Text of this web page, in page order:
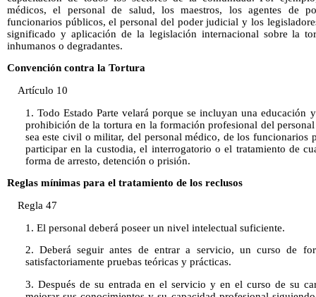
médicos, el personal de salud, los maestros, los agentes de
funcionarios públicos, el personal del poder judicial y los
significado y aplicación de la legislación internacional sobre la
inhumanos o degradantes.
Convención contra la Tortura
Artículo 10
1. Todo Estado Parte velará porque se incluyan una educación
prohibición de la tortura en la formación profesional del
sea este civil o militar, del personal médico, de los funcionarios
participar en la custodia, el interrogatorio o el tratamiento de
forma de arresto, detención o prisión.
Reglas mínimas para el tratamiento de los reclusos
Regla 47
1. El personal deberá poseer un nivel intelectual suficiente.
2. Deberá seguir antes de entrar a servicio, un curso de
satisfactoriamente pruebas teóricas y prácticas.
3. Después de su entrada en el servicio y en el curso de su